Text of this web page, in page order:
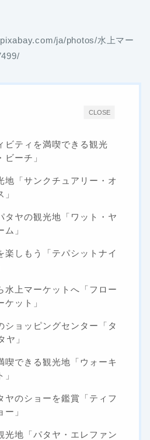
ja/photos/水上マー
CLOSE
ビティを満喫できる観光
ーチ」
地「サンクチュアリー・オ
タヤの観光地「ワット・ヤ
」
楽しもう「テパシットナイ
水上マーケットへ「フロー
ケット」
ショッピングセンター「タ
ヤ」
喫できる観光地「ウォーキ
ヤのショーを鑑賞「ティフ
ー」
光地「パタヤ・エレファン